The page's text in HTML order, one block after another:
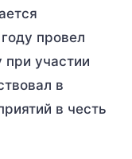
провел
при участии
в
в честь